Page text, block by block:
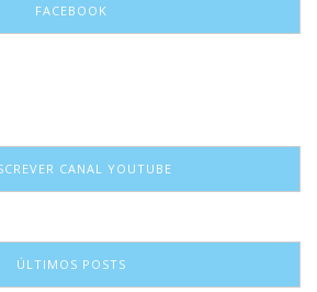
FACEBOOK
CANAL YOUTUBE
ÚLTIMOS POSTS